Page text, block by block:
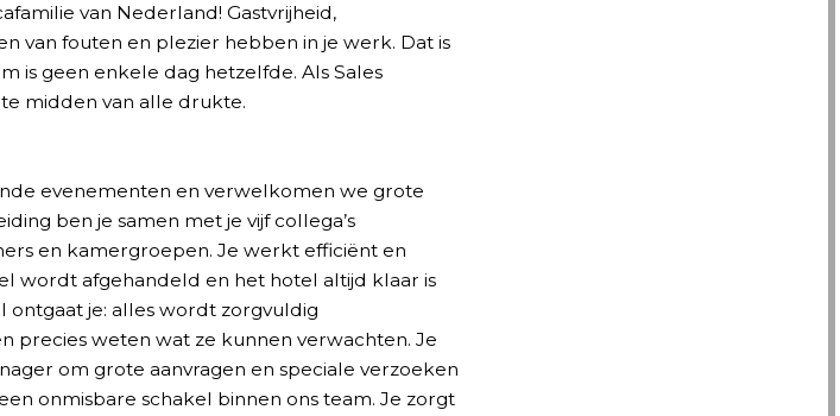
van Nederland! Gastvrijheid,
van fouten en plezier hebben in je werk. Dat is
is geen enkele dag hetzelfde. Als Sales
midden van alle drukte.
evenementen en verwelkomen we grote
ben je samen met je vijf collega’s
en kamergroepen. Je werkt efficiënt en
wordt afgehandeld en het hotel altijd klaar is
ontgaat je: alles wordt zorgvuldig
precies weten wat ze kunnen verwachten. Je
om grote aanvragen en speciale verzoeken
onmisbare schakel binnen ons team. Je zorgt